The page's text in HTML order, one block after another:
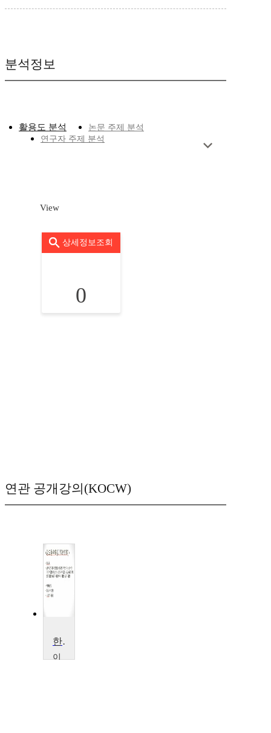
분석정보
활용도 분석
논문 주제 분석
연구자 주제 분석
View
상세정보조회
0
연관 공개강의(KOCW)
한국고전소설의 세계
이